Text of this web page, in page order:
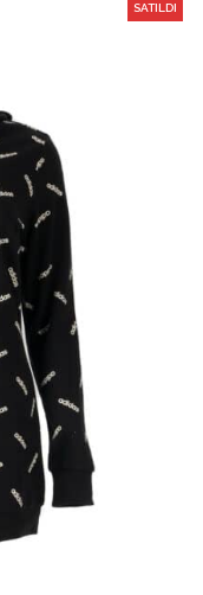
SATILDI